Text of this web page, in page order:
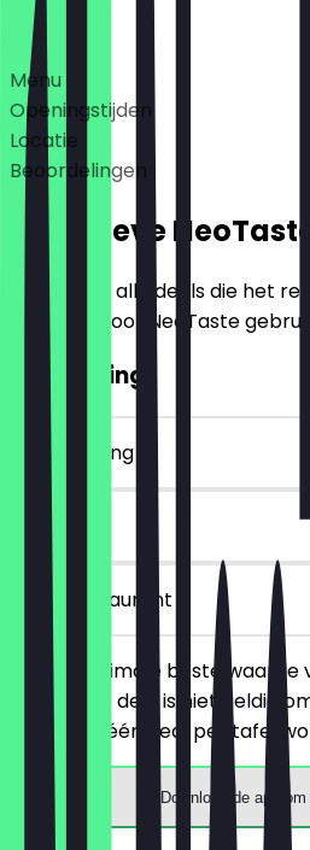
Deals
Menu
Openingstijden
Locatie
Beoordelingen
Exclusieve
Hier vind je alle deals die het
aanbiedt voor NeoTaste
€10 Korting
~€ 10 korting
90 dagen
in het restaurant
Bij een minimale
korting. De deal is niet geldig
kan maar één deal per tafel
Download de app